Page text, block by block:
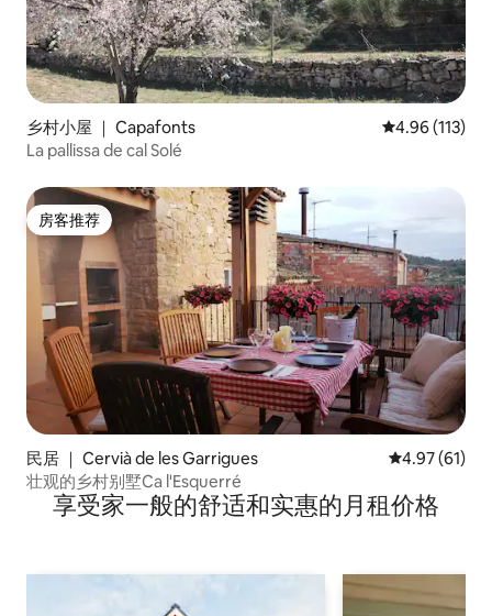
乡村小屋 ｜ Capafonts 平均评分 4.96
4.96 (113)
La pallissa de cal Solé
房客推荐
房客推荐
民居 ｜ Cervià de les Garrigues 平均评分
4.97 (61)
壮观的乡村别墅Ca l'Esquerré
享受家一般的舒适和实惠的月租价格